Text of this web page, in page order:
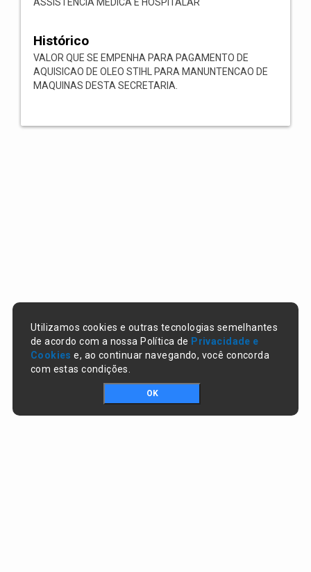
Histórico
VALOR QUE SE EMPENHA PARA PAGAMENTO DE
AQUISICAO DE OLEO STIHL PARA MANUNTENCAO DE
MAQUINAS DESTA SECRETARIA.
Utilizamos cookies e outras tecnologias semelhantes
de acordo com a nossa Política de Privacidade e
Cookies e, ao continuar navegando, você concorda
com estas condições.
OK